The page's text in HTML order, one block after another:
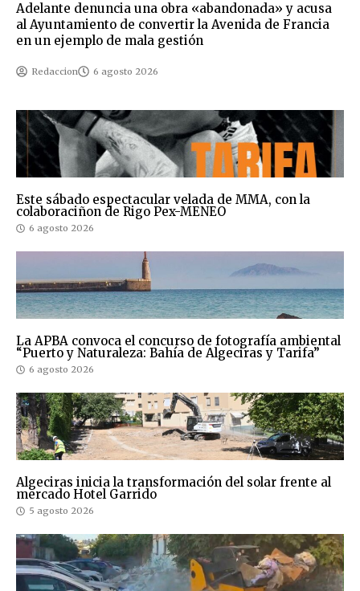
Adelante denuncia una obra «abandonada» y acusa
al Ayuntamiento de convertir la Avenida de Francia
en un ejemplo de mala gestión
Redaccion 6 agosto 2026
Este sábado espectacular velada de MMA, con la
colaboraciñon de Rigo Pex-MENEO
6 agosto 2026
La APBA convoca el concurso de fotografía ambiental
“Puerto y Naturaleza: Bahía de Algeciras y Tarifa”
6 agosto 2026
Algeciras inicia la transformación del solar frente al
mercado Hotel Garrido
5 agosto 2026